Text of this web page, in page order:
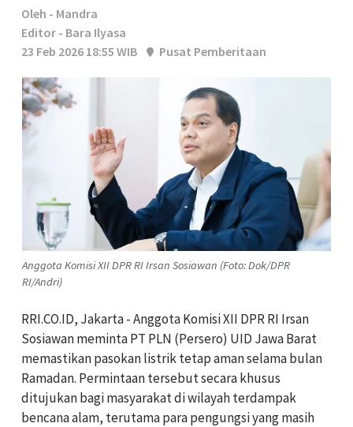
Oleh - Mandra
Editor - Bara Ilyasa
23 Feb 2026 18:55 WIB
Pusat Pemberitaan
Anggota Komisi XII DPR RI Irsan Sosiawan (Foto: Dok/DPR
RI/Andri)
RRI.CO.ID, Jakarta - Anggota Komisi XII DPR RI Irsan
Sosiawan meminta PT PLN (Persero) UID Jawa Barat
memastikan pasokan listrik tetap aman selama bulan
Ramadan. Permintaan tersebut secara khusus
ditujukan bagi masyarakat di wilayah terdampak
bencana alam, terutama para pengungsi yang masih